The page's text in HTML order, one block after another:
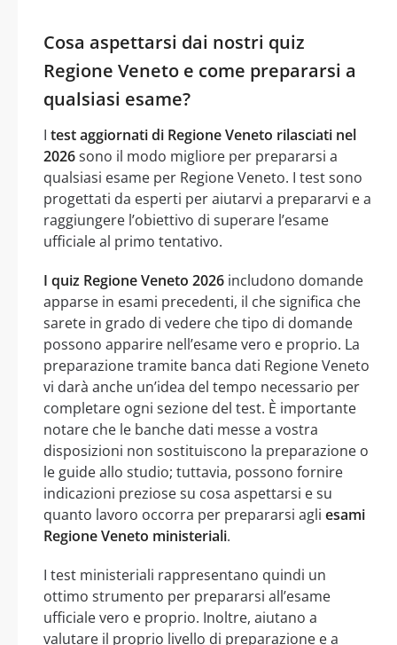
Cosa aspettarsi dai nostri quiz
Regione Veneto e come prepararsi a
qualsiasi esame?
I test aggiornati di Regione Veneto rilasciati nel
2026sono il modo migliore per prepararsi a
qualsiasi esame per Regione Veneto. I test sono
progettati da esperti per aiutarvi a prepararvi e a
raggiungere l’obiettivo di superare l’esame
ufficiale al primo tentativo.
I quiz Regione Veneto 2026 includono domande
apparse in esami precedenti, il che significa che
sarete in grado di vedere che tipo di domande
possono apparire nell’esame vero e proprio. La
preparazione tramite banca dati Regione Veneto
vi darà anche un’idea del tempo necessario per
completare ogni sezione del test. È importante
notare che le banche dati messe a vostra
disposizioni non sostituiscono la preparazione o
le guide allo studio; tuttavia, possono fornire
indicazioni preziose su cosa aspettarsi e su
quanto lavoro occorra per prepararsi agli esami
Regione Veneto ministeriali.
I test ministeriali rappresentano quindi un
ottimo strumento per prepararsi all’esame
ufficiale vero e proprio. Inoltre, aiutano a
valutare il proprio livello di preparazione e a